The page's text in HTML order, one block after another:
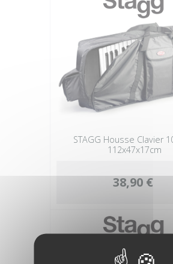
STAGG Housse Clavier
112x47x17cm
38,90 €